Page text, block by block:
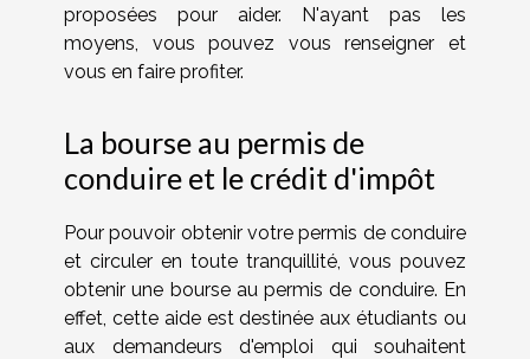
proposées pour aider. N'ayant pas les
moyens, vous pouvez vous renseigner et
vous en faire profiter.
La bourse au permis de
conduire et le crédit d'impôt
Pour pouvoir obtenir votre permis de conduire
et circuler en toute tranquillité, vous pouvez
obtenir une bourse au permis de conduire. En
effet, cette aide est destinée aux étudiants ou
aux demandeurs d'emploi qui souhaitent